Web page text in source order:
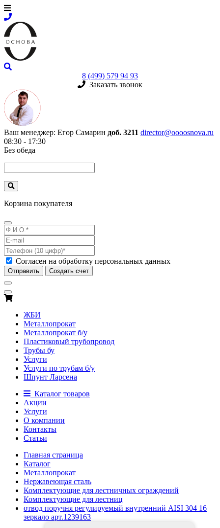
8 (499) 579 94 93
Заказать звонок
Ваш менеджер: Егор Самарин доб. 3211 director@oooosnova.ru
08:30 - 17:30
Без обеда
Корзина покупателя
Согласен на обработку персональных данных
Отправить Создать счет
ЖБИ
Металлопрокат
Металлопрокат б/у
Пластиковый трубопровод
Трубы бу
Услуги
Услуги по трубам б/у
Шпунт Ларсена
Каталог товаров
Акции
Услуги
О компании
Контакты
Статьи
Главная страница
Каталог
Металлопрокат
Нержавеющая сталь
Комплектующие для лестничных ограждений
Комплектующие для лестниц
отвод поручня регулируемый внутренний AISI 304 16
зеркало арт.1239163